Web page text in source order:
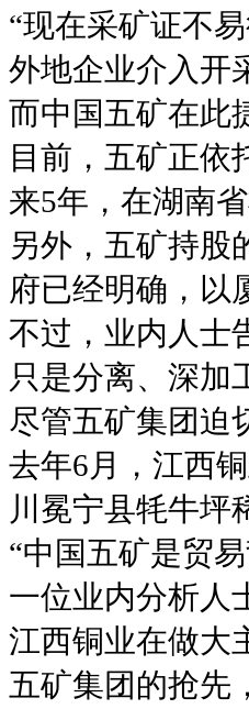
“现在采矿证不
外地企业介入开
而中国五矿在此
目前，五矿正依
来5年，在湖南
另外，五矿持股
府已经明确，以
不过，业内人士
只是分离、深加
尽管五矿集团迫
去年6月，江西
川冕宁县牦牛坪
“中国五矿是贸
一位业内分析人
江西铜业在做大
五矿集团的抢先